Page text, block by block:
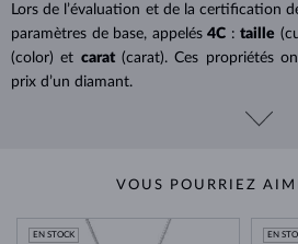
Lors de l’évaluation et de la certification
paramètres de base, appelés 4C : taille
(color) et carat (carat). Ces propriétés
prix d’un diamant.
VOUS POURRIEZ
EN STOCK EN